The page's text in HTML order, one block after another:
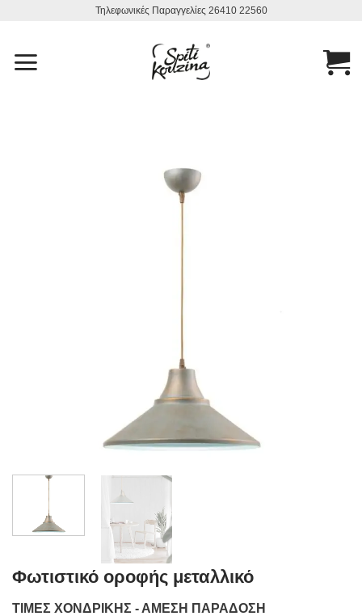
Τηλεφωνικές Παραγγελίες 26410 22560
Φωτιστικό οροφής μεταλλικό
ΤΙΜΕΣ ΧΟΝΔΡΙΚΗΣ - ΑΜΕΣΗ ΠΑΡΑΔΟΣΗ